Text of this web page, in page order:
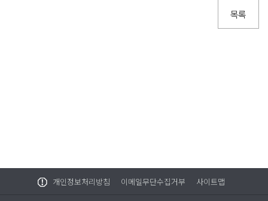
목록
개인정보처리방침 이메일무단수집거부 사이트맵